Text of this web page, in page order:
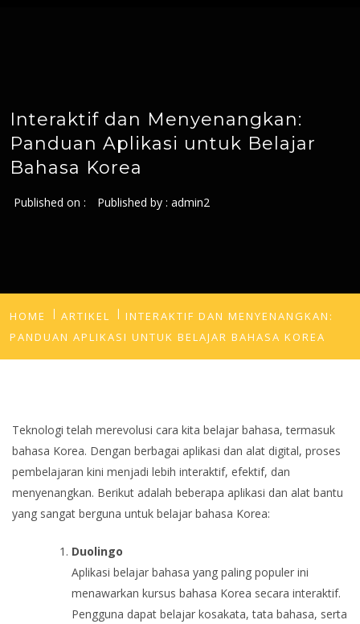
Interaktif dan Menyenangkan:
Panduan Aplikasi untuk Belajar
Bahasa Korea
Published on : Published by : admin2
HOME ARTIKEL
INTERAKTIF DAN MENYENANGKAN:
PANDUAN APLIKASI UNTUK BELAJAR BAHASA KOREA
Teknologi telah merevolusi cara kita belajar bahasa, termasuk
bahasa Korea. Dengan berbagai aplikasi dan alat digital, proses
pembelajaran kini menjadi lebih interaktif, efektif, dan
menyenangkan. Berikut adalah beberapa aplikasi dan alat bantu
yang sangat berguna untuk belajar bahasa Korea:
Duolingo
Aplikasi belajar bahasa yang paling populer ini
menawarkan kursus bahasa Korea secara interaktif.
Pengguna dapat belajar kosakata, tata bahasa, serta